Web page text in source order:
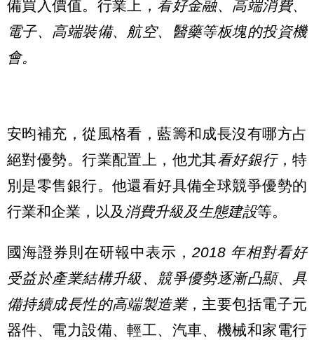
備買入價值。行業上， 看好金融、高端消費、
電子、高端裝備、航空、醫藥等板塊的投資機
會。
安昀補充，從風格看，藍籌和成長沒有哪方占
絕對優勢。行業配置上，他尤其看好銀行，特
別是零售銀行。他還看好具備全球競爭優勢的
行業和企業，以及 消費升級及生態建設等。
國海證券則在研報中表示， 2018 年相對看好
受益於產業結構升級、競爭優勢逐漸凸顯、具
備持續成長性的高端製造業，主要包括電子元
器件、電力設備、輕工、汽車、機械和家電行